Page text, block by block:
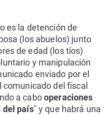
es la detención de
(los abuelos) junto
de edad (los tíos)
y manipulación
enviado por el
comunicado del fiscal
a cabooperaciones
del país" y que habrá una